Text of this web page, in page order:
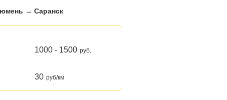
→ Саранск
1000 - 1500 руб.
30 руб/км